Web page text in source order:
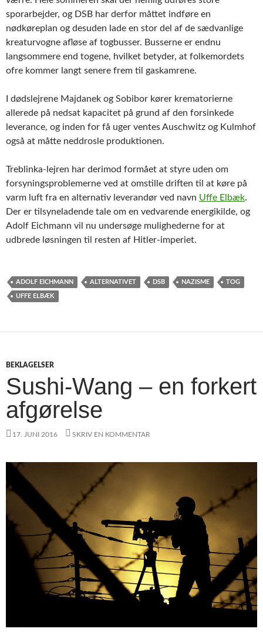
sporarbejder, og DSB har derfor måttet indføre en
nødkøreplan og desuden lade en stor del af de sædvanlige
kreaturvogne afløse af togbusser. Busserne er endnu
langsommere end togene, hvilket betyder, at folkemordets
ofre kommer langt senere frem til gaskamrene.
I dødslejrene Majdanek og Sobibor kører krematorierne
allerede på nedsat kapacitet på grund af den forsinkede
leverance, og inden for få uger ventes Auschwitz og Kulmhof
også at måtte neddrosle produktionen.
Treblinka-lejren har derimod formået at styre uden om
forsyningsproblemerne ved at omstille driften til at køre på
varm luft fra en alternativ leverandør ved navn Uffe Elbæk.
Der er tilsyneladende tale om en vedvarende energikilde, og
Adolf Eichmann vil nu undersøge mulighederne for at
udbrede løsningen til resten af Hitler-imperiet.
ADOLF EICHMANN ALTERNATIVET DSB NAZISME TOG
UFFE ELBÆK
BEKLAGELSER
Sushi-Wang – en forkert
afgørelse
17. JUNI 2016 SKRIV EN KOMMENTAR